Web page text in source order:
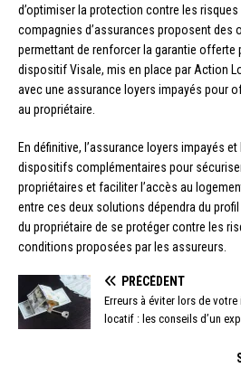
d’optimiser la protection contre les
compagnies d’assurances proposent des
permettant de renforcer la garantie offerte
dispositif Visale, mis en place par Action
avec une assurance loyers impayés pour
au propriétaire.
En définitive, l’assurance loyers impayés
dispositifs complémentaires pour
propriétaires et faciliter l’accès au
entre ces deux solutions dépendra du
du propriétaire de se protéger contre les
conditions proposées par les assureurs.
PRÉCÉDENT
Erreurs à éviter lors de
locatif : les conseils d’un